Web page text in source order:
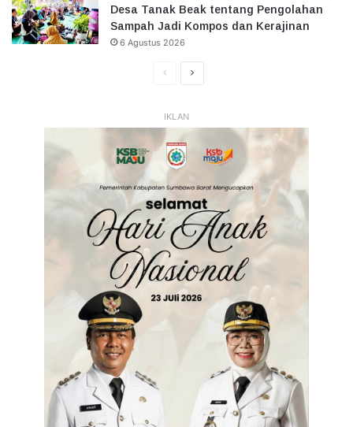
Desa Tanak Beak tentang Pengolahan
Sampah Jadi Kompos dan Kerajinan
6 Agustus 2026
HalamanHalaman
IKLAN